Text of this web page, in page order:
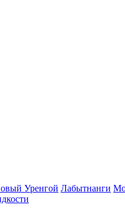
Уренгой Лабытнанги